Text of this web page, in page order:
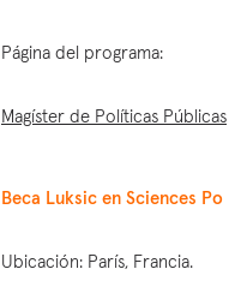
Página del programa:
Magíster de Políticas Públicas
Beca Luksic en Sciences Po
Ubicación: París, Francia.